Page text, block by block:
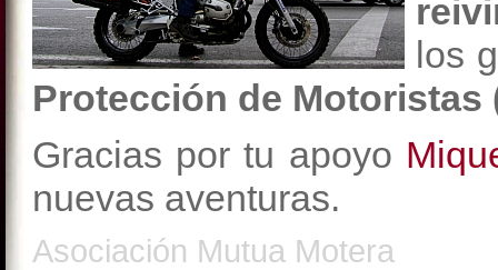
los
Protección de Motoristas
Gracias por tu apoyo
nuevas aventuras.
Asociación Mutua Motera